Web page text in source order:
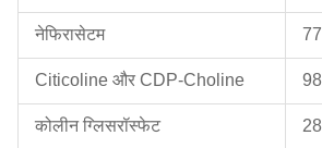
नेफिरासेटम
Citicoline और CDP-Choline
कोलीन ग्लिसरॉस्फेट